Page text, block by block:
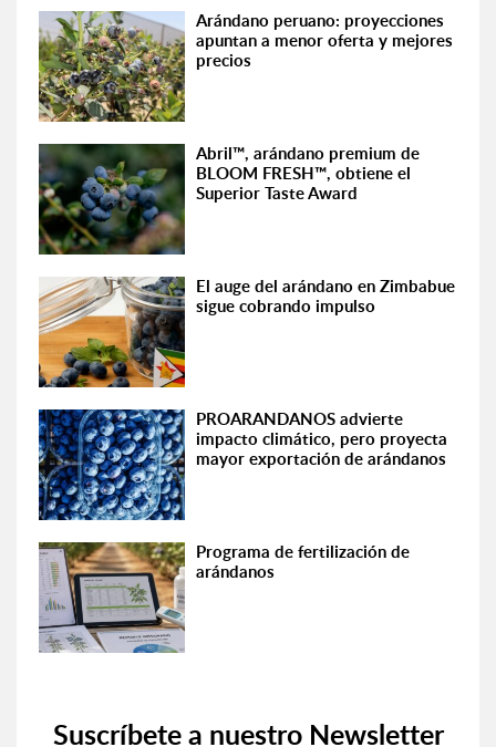
Arándano peruano: proyecciones
apuntan a menor oferta y mejores
precios
Abril™, arándano premium de
BLOOM FRESH™, obtiene el
Superior Taste Award
El auge del arándano en Zimbabue
sigue cobrando impulso
PROARANDANOS advierte
impacto climático, pero proyecta
mayor exportación de arándanos
Programa de fertilización de
arándanos
Suscríbete a nuestro Newsletter